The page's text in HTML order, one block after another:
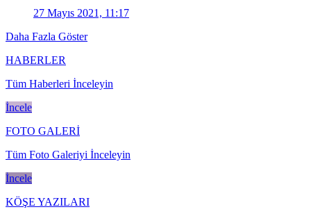
27 Mayıs 2021, 11:17
Daha Fazla Göster
HABERLER
Tüm Haberleri İnceleyin
İncele
FOTO GALERİ
Tüm Foto Galeriyi İnceleyin
İncele
KÖŞE YAZILARI